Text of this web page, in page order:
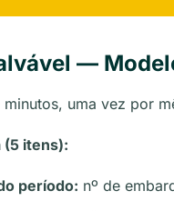
—
minutos, uma vez por
(5 itens):
período: nº de